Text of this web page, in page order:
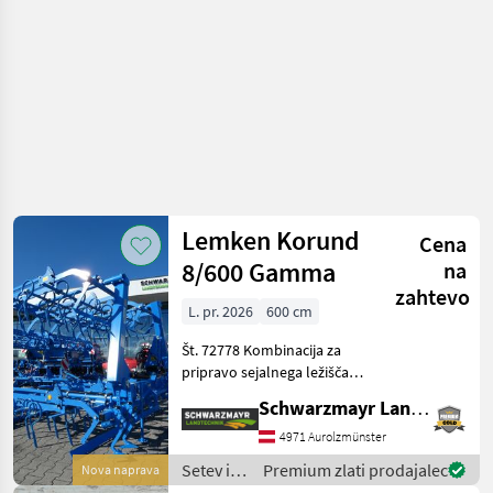
Nova naprava
Lemken Korund
8/600 Gamma
Cena
na
zahtevo
L. pr. 2026
600 cm
Št. 72778 Kombinacija za
pripravo sejalnega ležišča -
kosmi ravnih GAMMA-zob z
rezilom 32x10x540 za
delovne globine do 10 cm -
z dvojni
Schwarzmayr Landtechnik GmbH - Aurolzmünster
4971 Aurolzmünster
Setev in
Premium zlati prodajalec